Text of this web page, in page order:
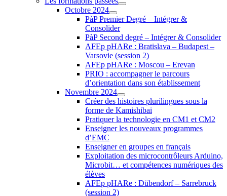
Octobre 2024
PàP Premier Degré – Intégrer &
Consolider
PàP Second degré – Intégrer & Consolider
AFEp pHARe : Bratislava – Budapest –
Varsovie (session 2)
AFEp pHARe : Moscou – Erevan
PRIO : accompagner le parcours
d’orientation dans son établissement
Novembre 2024
Créer des histoires plurilingues sous la
forme de Kamishibai
Pratiquer la technologie en CM1 et CM2
Enseigner les nouveaux programmes
d’EMC
Enseigner en groupes en français
Exploitation des microcontrôleurs Arduino,
Microbit… et compétences numériques des
élèves
AFEp pHARe : Dübendorf – Sarrebruck
(session 2)